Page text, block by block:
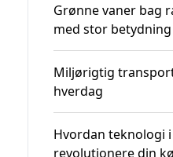
Grønne vaner bag
med stor betydning
Miljørigtig
hverdag
Hvordan teknologi
revolutionere din